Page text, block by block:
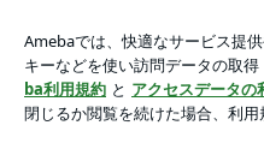
アプリをダウンロードして ブロ
ょう。